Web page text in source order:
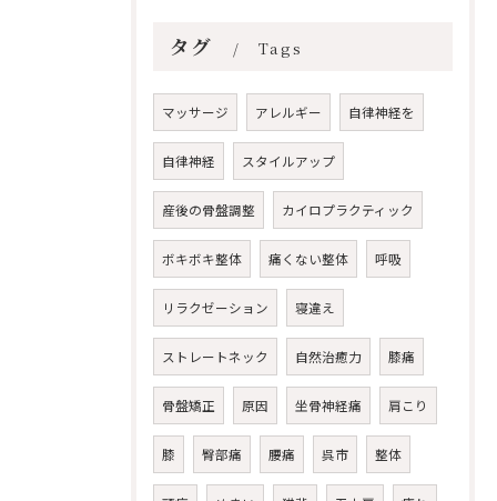
タグ Tags
マッサージ アレルギー 自律神経を
自律神経 スタイルアップ
産後の骨盤調整 カイロプラクティック
ボキボキ整体 痛くない整体 呼吸
リラクゼーション 寝違え
ストレートネック 自然治癒力 膝痛
骨盤矯正 原因 坐骨神経痛 肩こり
膝 臀部痛 腰痛 呉市 整体